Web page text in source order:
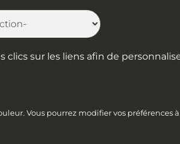
clics sur les liens afin de
Vous pourrez modifier vos préférences